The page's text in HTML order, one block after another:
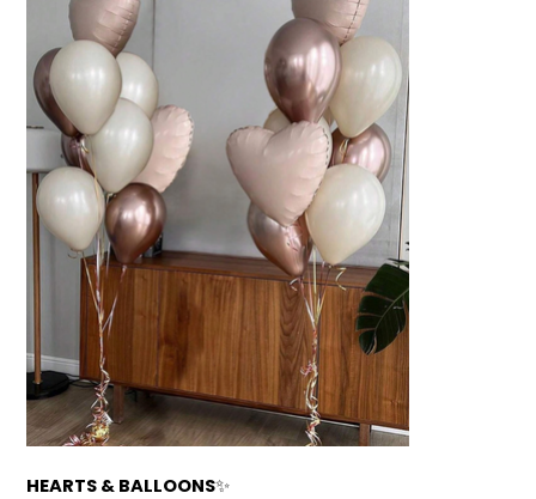
HEARTS & BALLOONS✨